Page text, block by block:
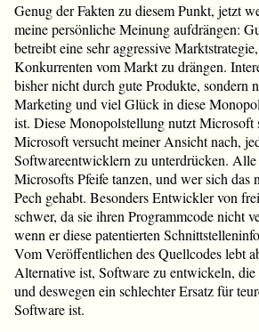
Genug der Fakten zu diesem Punkt, jetzt
meine persönliche Meinung aufdrängen:
betreibt eine sehr aggressive
Konkurrenten vom Markt zu drängen.
bisher nicht durch gute Produkte, sondern
Marketing und viel Glück in diese
ist. Diese Monopolstellung nutzt Microsoft
Microsoft versucht meiner Ansicht nach,
Softwareentwicklern zu unterdrücken. Alle
Microsofts Pfeife tanzen, und wer sich das
Pech gehabt. Besonders Entwickler von
schwer, da sie ihren Programmcode nicht
wenn er diese patentierten
Vom Veröffentlichen des Quellcodes lebt
Alternative ist, Software zu entwickeln,
und deswegen ein schlechter Ersatz für
Software ist.